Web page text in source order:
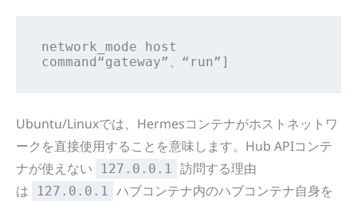
network_mode host
command“gateway”、“run”]
Ubuntu/Linuxでは、Hermesコンテナがホストネットワ
ークを直接使用することを意味します。Hub APIコンテ
ナが使えない
127.0.0.1 訪問する理由
は
127.0.0.1 ハブコンテナ内のハブコンテナ自身を